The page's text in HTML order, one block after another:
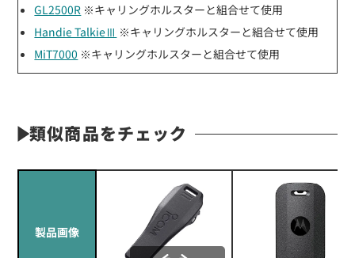
GL2500R ※キャリングホルスターと組合せて使用
Handie TalkieⅢ ※キャリングホルスターと組合せて使用
MiT7000 ※キャリングホルスターと組合せて使用
類似商品をチェック
製品画像